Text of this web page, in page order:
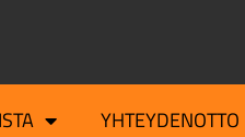
YHTEYDENOTTO